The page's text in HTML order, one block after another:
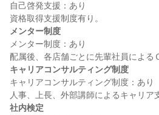
自己啓発支援：あり
メンター制度
メンター制度：あり
キャリアコンサルティング制度
キャリアコンサルティング制度：あり
社内検定